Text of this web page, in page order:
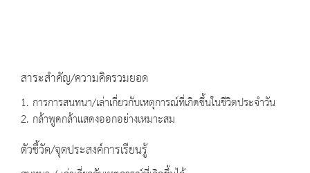
สาระสำคัญ/ความคิดรวมยอด
1. การการสนทนา/เล่าเกี่ยวกับเหตุการณ์ที่เกิดขึ้นในชีวิตประจำวัน
2. กล้าพูดกล้าแสดงออกอย่างเหมาะสม
ตัวชี้วัด/จุดประสงค์การเรียนรู้